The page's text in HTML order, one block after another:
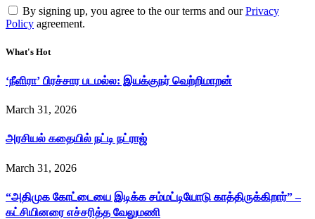
By signing up, you agree to the our terms and ourPrivacy
Policy agreement.
What's Hot
‘நீளிரா’ பிரச்சார படமல்ல: இயக்குநர் வெற்றிமாறன்
March 31, 2026
அரசியல் கதையில் நட்டி நட்ராஜ்
March 31, 2026
“அதிமுக கோட்டையை இடிக்க சம்மட்டியோடு காத்திருக்கிறார்” –
கட்சியினரை எச்சரித்த வேலுமணி